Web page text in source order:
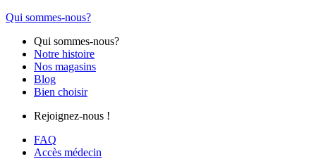
Qui sommes-nous?
Qui sommes-nous?
Notre histoire
Nos magasins
Blog
Bien choisir
Rejoignez-nous !
FAQ
Accès médecin